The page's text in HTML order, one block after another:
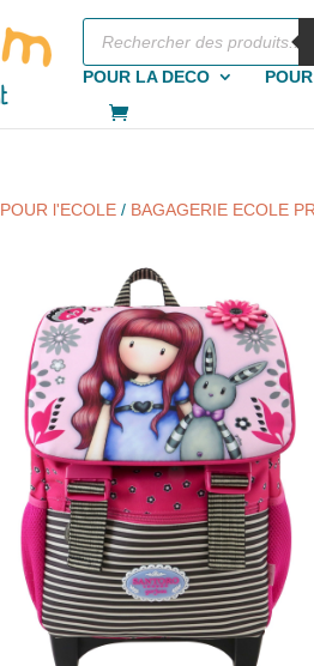
Recherche
produits
POUR LA DECO
POUR l'ECOLE / BAGAGERIE ECOLE